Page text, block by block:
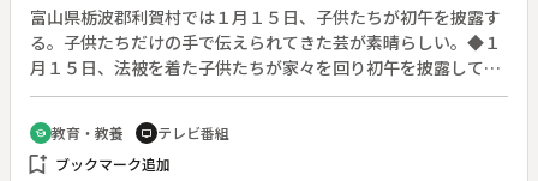
富山県栃波郡利賀村では１月１５日、子供たちが初午を披露す
る。子供たちだけの手で伝えられてきた芸が素晴らしい。◆１
月１５日、法被を着た子供たちが家々を回り初午を披露して福
を呼び込む。大人たちが厄払いを受けお守り札を頂く。過疎で
人の少なくなった今、数少ない子供たちが伝統ある行事を受け
継いでいこうと真剣に取り組む。村の一員として大切に育てら
れる子供たちの姿が、ほほ笑ましく幸せそうである。◆利賀の
school 教育・教養 tv テレビ番組
bookmark_add ブックマーク追加